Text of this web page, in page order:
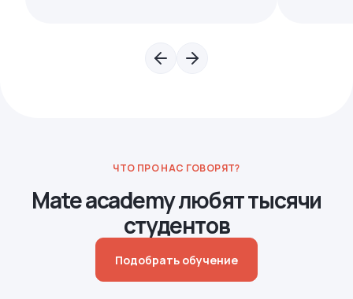
ЧТО ПРО НАС ГОВОРЯТ?
Mate academy любят тысячи
студентов
Подобрать обучение